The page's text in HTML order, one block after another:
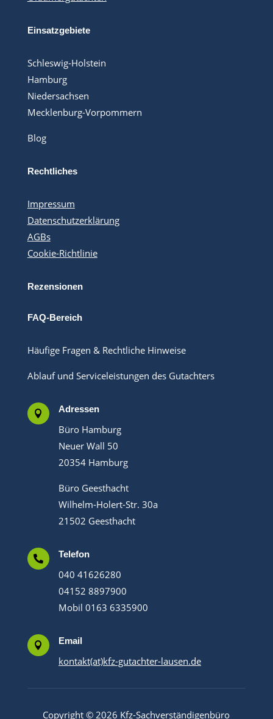
Einsatzgebiete
Schleswig-Holstein
Hamburg
Niedersachsen
Mecklenburg-Vorpommern
Blog
Rechtliches
Impressum
Datenschutzerklärung
AGBs
Cookie-Richtlinie
Rezensionen
FAQ-Bereich
Häufige Fragen & Rechtliche Hinweise
Ablauf und Serviceleistungen des Gutachters
 Adressen
Büro Hamburg
Neuer Wall 50
20354 Hamburg
Büro Geesthacht
Wilhelm-Holert-Str. 30a
21502 Geesthacht
 Telefon
040 41626280
04152 8897900
Mobil 0163 6335900
 Email
kontakt(at)kfz-gutachter-lausen.de
Copyright © 2026 Kfz-Sachverständigenbüro